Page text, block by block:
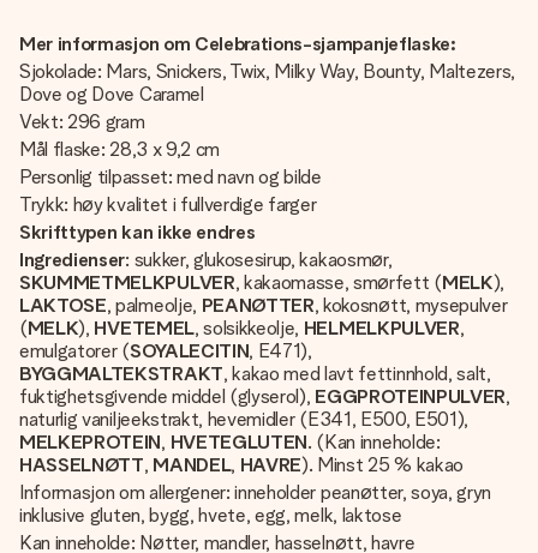
Mer informasjon om Celebrations-sjampanjeflaske:
Sjokolade: Mars, Snickers, Twix, Milky Way, Bounty, Maltezers,
Dove og Dove Caramel
Vekt: 296 gram
Mål flaske: 28,3 x 9,2 cm
Personlig tilpasset: med navn og bilde
Trykk: høy kvalitet i fullverdige farger
Skrifttypen kan ikke endres
Ingredienser: sukker, glukosesirup, kakaosmør,
SKUMMETMELKPULVER, kakaomasse, smørfett (MELK),
LAKTOSE, palmeolje, PEANØTTER, kokosnøtt, mysepulver
(MELK), HVETEMEL, solsikkeolje, HELMELKPULVER,
emulgatorer (SOYALECITIN, E471),
BYGGMALTEKSTRAKT, kakao med lavt fettinnhold, salt,
fuktighetsgivende middel (glyserol), EGGPROTEINPULVER,
naturlig vaniljeekstrakt, hevemidler (E341, E500, E501),
MELKEPROTEIN, HVETEGLUTEN. (Kan inneholde:
HASSELNØTT, MANDEL, HAVRE). Minst 25 % kakao
Informasjon om allergener: inneholder peanøtter, soya, gryn
inklusive gluten, bygg, hvete, egg, melk, laktose
Kan inneholde: Nøtter, mandler, hasselnøtt, havre